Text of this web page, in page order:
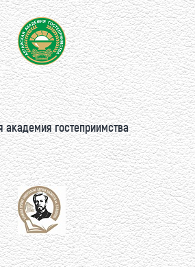
академия гостеприимства